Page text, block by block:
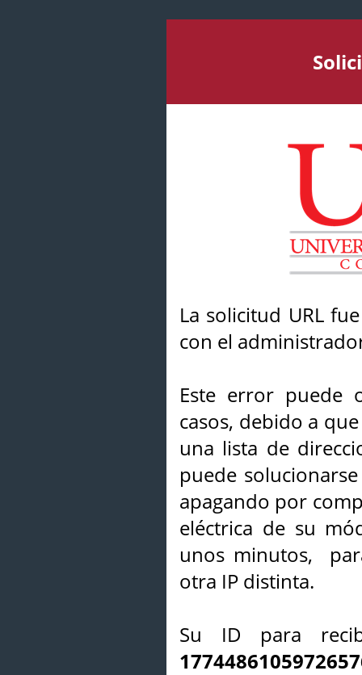
La solicitud URL
con el
Este error puede
casos, debido a
una lista de
puede
apagando por
eléctrica de su
unos minutos,
otra IP distinta.
Su ID para